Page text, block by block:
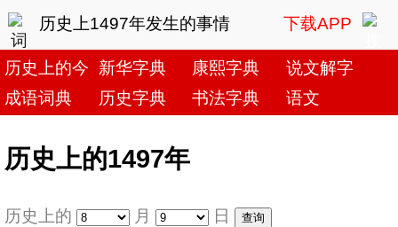
历史上1497年发生的事情 下载APP
历史上的今天新华字典 康熙字典
说文解字
成语词典
历史字典 书法字典 语文
历史上的1497年
历史上的 月 日